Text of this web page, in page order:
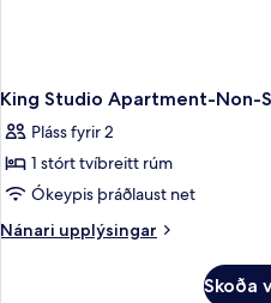
King Studio Apartment-Non-
Pláss fyrir 2
1 stórt tvíbreitt rúm
Ókeypis þráðlaust net
Nánari upplýsingar
Nánari
Skoða